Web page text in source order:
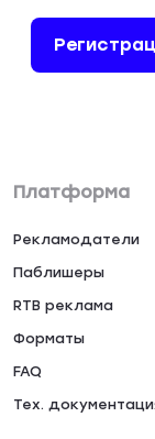
Платформа
Рекламодатели
Паблишеры
RTB реклама
Форматы
FAQ
Тех.